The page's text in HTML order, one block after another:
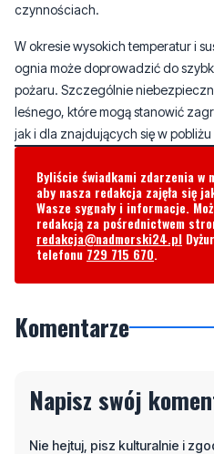
czynnościach.
W okresie wysokich temperatur i
ognia może doprowadzić do
pożaru. Szczególnie
leśnego, które mogą stanowić
jak i dla znajdujących się w
Byliście świadkami zdarzenia w
aby nasza redakcja zajęła się
Wasze sygnały i informacje.
redakcją za pośrednictwem
redakcja@nadmorski24.pl
telefonu 729 715 670.
Komentarze
Napisz swój
Nie hejtuj, pisz kulturalnie i